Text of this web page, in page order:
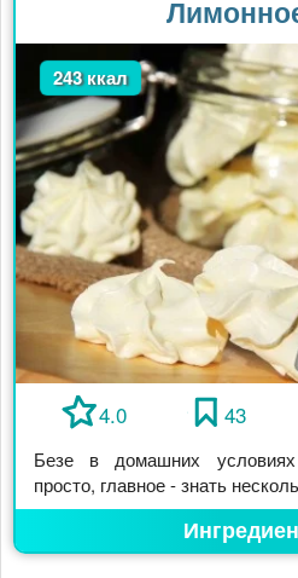
243 ккал
4.0 43
Безе в домашних условиях
просто, главное - знать